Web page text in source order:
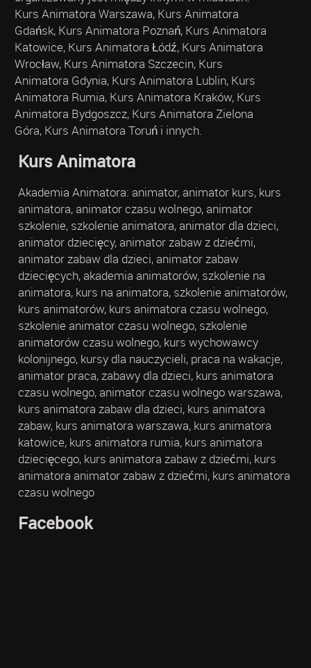
Kurs Animatora Warszawa, Kurs Animatora
Gdańsk, Kurs Animatora Poznań, Kurs Animatora
Katowice, Kurs Animatora Łódź, Kurs Animatora
Wrocław, Kurs Animatora Szczecin, Kurs
Animatora Gdynia, Kurs Animatora Lublin, Kurs
Animatora Rumia, Kurs Animatora Kraków, Kurs
Animatora Bydgoszcz, Kurs Animatora Zielona
Góra, Kurs Animatora Toruń i innych.
Kurs Animatora
Akademia Animatora: animator, animator kurs, kurs
animatora, animator czasu wolnego, animator
szkolenie, szkolenie animatora, animator dla dzieci,
animator dziecięcy, animator zabaw z dziećmi,
animator zabaw dla dzieci, animator zabaw
dziecięcych, akademia animatorów, szkolenie na
animatora, kurs na animatora, szkolenie animatorów,
kurs animatorów, kurs animatora czasu wolnego,
szkolenie animator czasu wolnego, szkolenie
animatorów czasu wolnego, kurs wychowawcy
kolonijnego, kursy dla nauczycieli, praca na wakacje,
animator praca, zabawy dla dzieci, kurs animatora
czasu wolnego, animator czasu wolnego warszawa,
kurs animatora zabaw dla dzieci, kurs animatora
zabaw, kurs animatora warszawa, kurs animatora
katowice, kurs animatora rumia, kurs animatora
dziecięcego, kurs animatora zabaw z dziećmi, kurs
animatora animator zabaw z dziećmi, kurs animatora
czasu wolnego
Facebook